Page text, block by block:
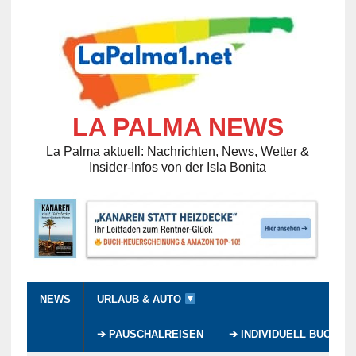
LA PALMA NEWS
La Palma aktuell: Nachrichten, News, Wetter &
Insider-Infos von der Isla Bonita
NEWS URLAUB & AUTO
➔ PAUSCHALREISEN ➔ INDIVIDUELL BUCHEN